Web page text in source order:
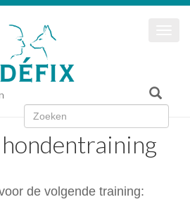
de volgende training: